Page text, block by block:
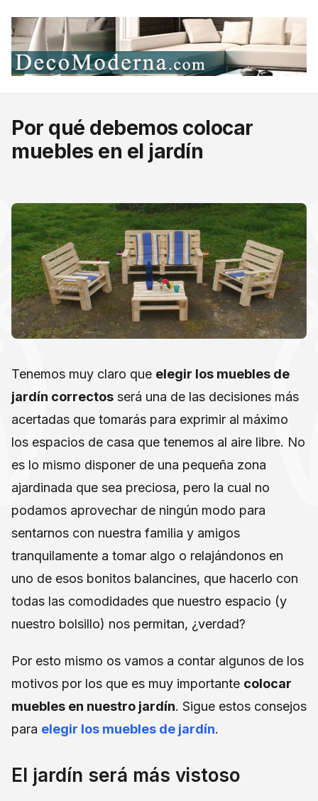
Por qué debemos colocar
muebles en el jardín
Tenemos muy claro que elegir los muebles de
jardín correctos será una de las decisiones más
acertadas que tomarás para exprimir al máximo
los espacios de casa que tenemos al aire libre. No
es lo mismo disponer de una pequeña zona
ajardinada que sea preciosa, pero la cual no
podamos aprovechar de ningún modo para
sentarnos con nuestra familia y amigos
tranquilamente a tomar algo o relajándonos en
uno de esos bonitos balancines, que hacerlo con
todas las comodidades que nuestro espacio (y
nuestro bolsillo) nos permitan, ¿verdad?
Por esto mismo os vamos a contar algunos de los
motivos por los que es muy importante colocar
muebles en nuestro jardín. Sigue estos consejos
para elegir los muebles de jardín.
El jardín será más vistoso